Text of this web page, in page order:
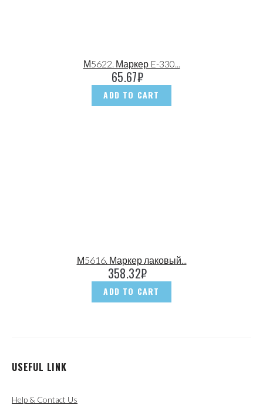
М5622. Маркер E-330...
65.67₽
ADD TO CART
М5616. Маркер лаковый...
358.32₽
ADD TO CART
USEFUL LINK
Help & Contact Us